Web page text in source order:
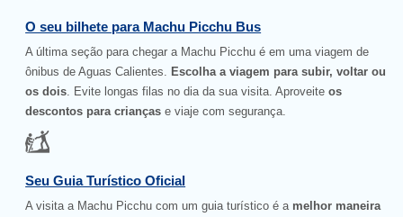
O seu bilhete para Machu Picchu Bus
A última seção para chegar a Machu Picchu é em uma viagem de
ônibus de Aguas Calientes. Escolha a viagem para subir, voltar ou
os dois. Evite longas filas no dia da sua visita. Aproveiteos
descontos para crianças e viaje com segurança.
Seu Guia Turístico Oficial
A visita a Machu Picchu com um guia turístico é a melhor maneira